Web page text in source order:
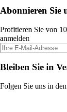
Abonnieren Sie
Profitieren Sie von
anmelden
Bleiben Sie in
Folgen Sie uns in